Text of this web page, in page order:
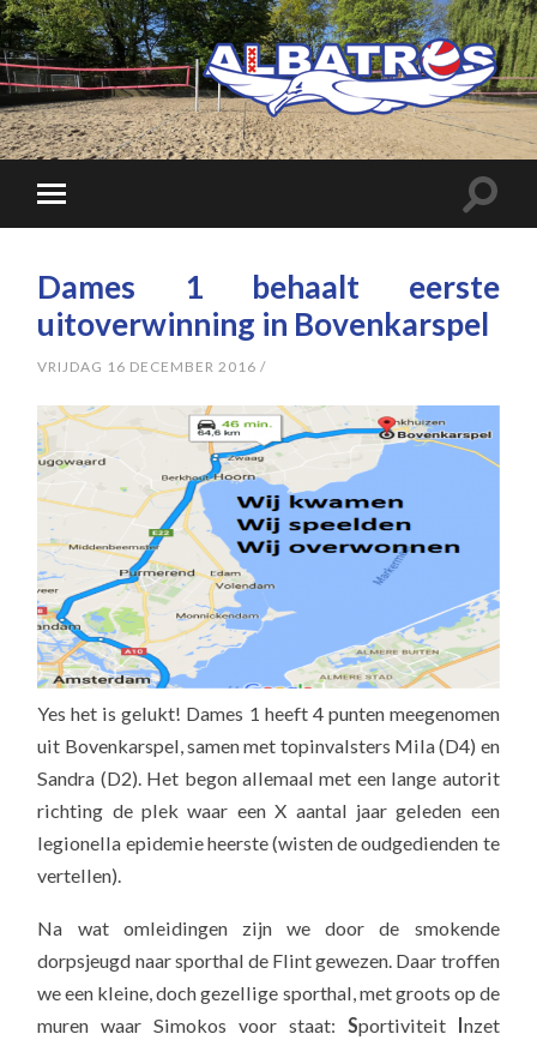
Dames 1 behaalt eerste
uitoverwinning in Bovenkarspel
VRIJDAG 16 DECEMBER 2016 /
Yes het is gelukt! Dames 1 heeft 4 punten meegenomen
uit Bovenkarspel, samen met topinvalsters Mila (D4) en
Sandra (D2). Het begon allemaal met een lange autorit
richting de plek waar een X aantal jaar geleden een
legionella epidemie heerste (wisten de oudgedienden te
vertellen).
Na wat omleidingen zijn we door de smokende
dorpsjeugd naar sporthal de Flint gewezen. Daar troffen
we een kleine, doch gezellige sporthal, met groots op de
muren waar Simokos voor staat: Sportiviteit
nzet